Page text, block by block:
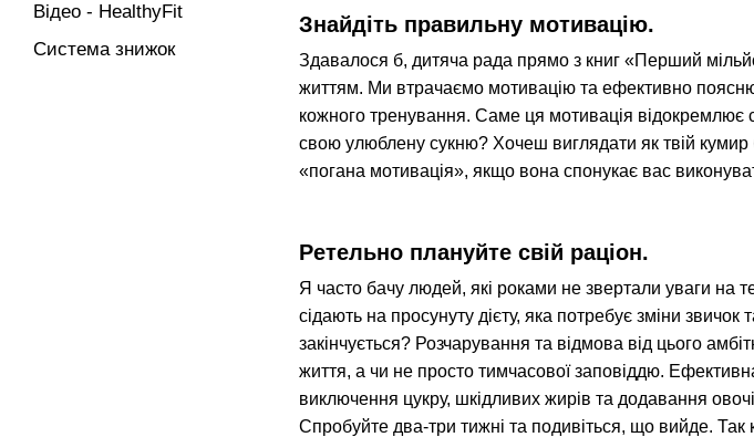
Знайдіть правильну мотивацію.
Здавалося б, дитяча рада прямо з книг «Перший
життям. Ми втрачаємо мотивацію та ефективно
кожного тренування. Саме ця мотивація
свою улюблену сукню? Хочеш виглядати як твій кумир
«погана мотивація», якщо вона спонукає вас
Ретельно плануйте свій раціон.
Я часто бачу людей, які роками не звертали уваги на
сідають на просунуту дієту, яка потребує зміни
закінчується? Розчарування та відмова від цього
життя, а чи не просто тимчасової заповіддю.
виключення цукру, шкідливих жирів та додавання
Спробуйте два-три тижні та подивіться, що вийде.
Відео - HealthyFit
Система знижок